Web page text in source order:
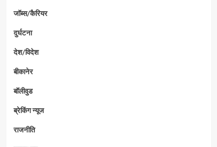
जॉब्स/कैरियर
दुर्घटना
देश/विदेश
बीकानेर
बॉलीवुड
ब्रेकिंग न्यूज
राजनीति